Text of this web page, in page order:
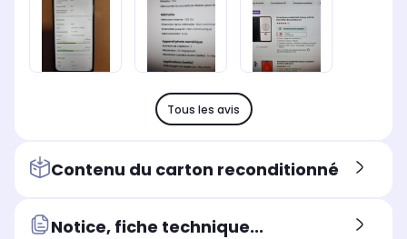
Tous les avis
Contenu du carton reconditionné
Notice, fiche technique...